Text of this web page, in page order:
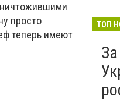
просто
теперь имеют
ТОП